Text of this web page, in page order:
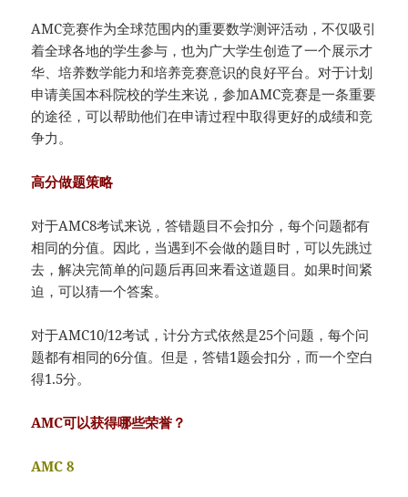
AMC竞赛作为全球范围内的重要数学测评活动，不仅吸引
着全球各地的学生参与，也为广大学生创造了一个展示才
华、培养数学能力和培养竞赛意识的良好平台。对于计划
申请美国本科院校的学生来说，参加AMC竞赛是一条重要
的途径，可以帮助他们在申请过程中取得更好的成绩和竞
争力。
高分做题策略
对于AMC8考试来说，答错题目不会扣分，每个问题都有
相同的分值。因此，当遇到不会做的题目时，可以先跳过
去，解决完简单的问题后再回来看这道题目。如果时间紧
迫，可以猜一个答案。
对于AMC10/12考试，计分方式依然是25个问题，每个问
题都有相同的6分值。但是，答错1题会扣分，而一个空白
得1.5分。
AMC可以获得哪些荣誉？
AMC 8